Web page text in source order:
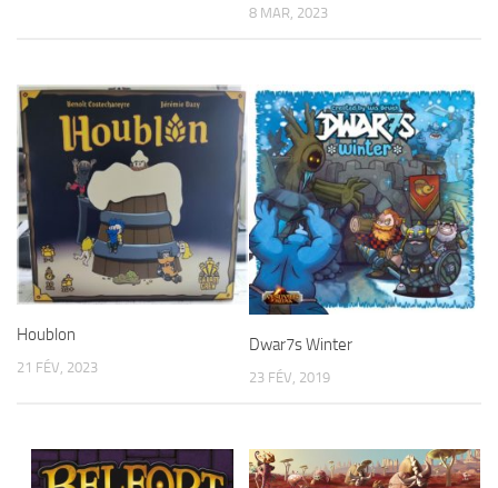
8 MAR, 2023
Houblon
21 FÉV, 2023
Dwar7s Winter
23 FÉV, 2019